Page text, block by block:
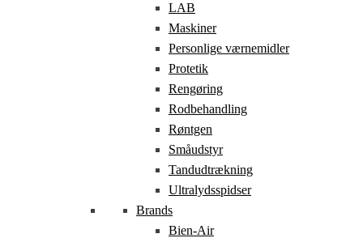
LAB
Maskiner
Personlige værnemidler
Protetik
Rengøring
Rodbehandling
Røntgen
Småudstyr
Tandudtrækning
Ultralydsspidser
Brands
Bien-Air